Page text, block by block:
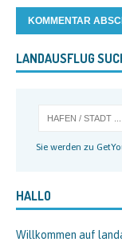
LANDAUSFLUG
Sie werden zu
HALLO
Willkommen auf